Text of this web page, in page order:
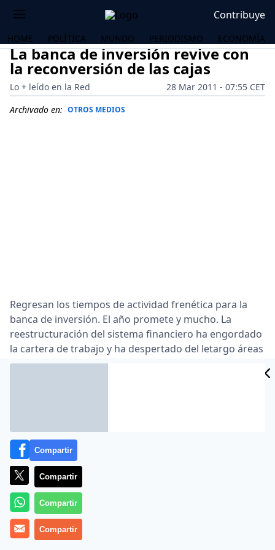
Contribuye
HOME POLÍTICA MUNDO PERIODISMO ECONOMÍA
La banca de inversión revive con
la reconversión de las cajas
Lo + leído en la Red
28 Mar 2011 - 07:55 CET
Archivado en: OTROS MEDIOS
Regresan los tiempos de actividad frenética para la
banca de inversión. El año promete y mucho. La
reestructuración del sistema financiero ha engordado
la cartera de trabajo y ha despertado del letargo áreas
del negocio que llevaban tiempo dormidas … La banca
Lea el artículo completo en
Compartir
Compartir
Compartir
Compartir